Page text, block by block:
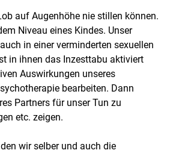
auf Augenhöhe nie stillen können.
Niveau eines Kindes. Unser
in einer verminderten sexuellen
in ihnen das Inzesttabu aktiviert
Auswirkungen unseres
bearbeiten. Dann
Partners für unser Tun zu
etc. zeigen.
wir selber und auch die